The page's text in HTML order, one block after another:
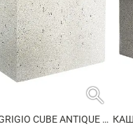
search
КАШПО GRIGIO CUBE ANTIQUE WHITE